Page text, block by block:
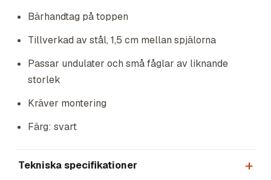
Bärhandtag på toppen
Tillverkad av stål, 1,5 cm mellan spjälorna
Passar undulater och små fåglar av liknande
storlek
Kräver montering
Färg: svart
Tekniska specifikationer